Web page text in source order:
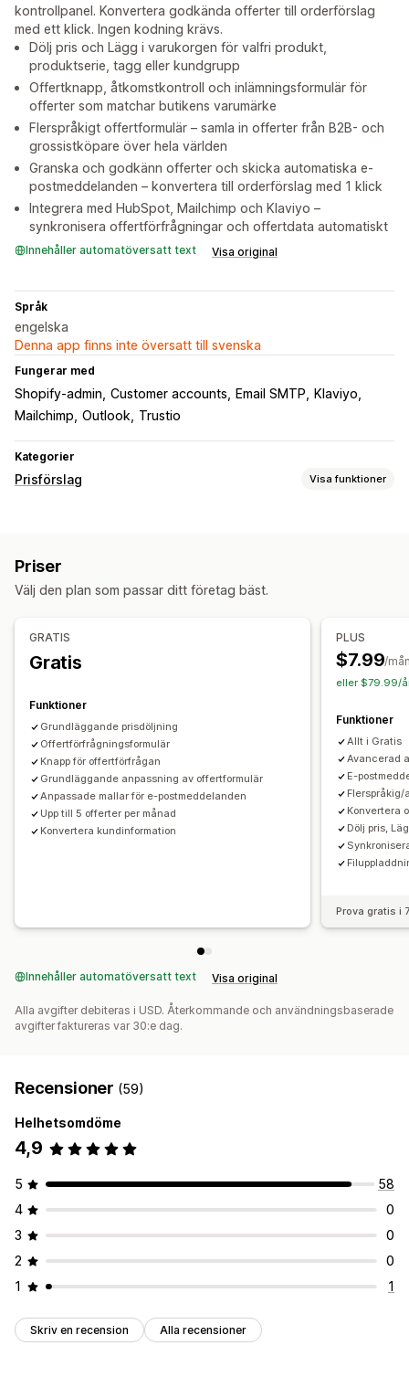
kontrollpanel. Konvertera godkända offerter till orderförslag
med ett klick. Ingen kodning krävs.
Dölj pris och Lägg i varukorgen för valfri produkt,
produktserie, tagg eller kundgrupp
Offertknapp, åtkomstkontroll och inlämningsformulär för
offerter som matchar butikens varumärke
Flerspråkigt offertformulär – samla in offerter från B2B- och
grossistköpare över hela världen
Granska och godkänn offerter och skicka automatiska e-
postmeddelanden – konvertera till orderförslag med 1 klick
Integrera med HubSpot, Mailchimp och Klaviyo –
synkronisera offertförfrågningar och offertdata automatiskt
Innehåller automatöversatt text Visa original
Språk
engelska
Denna app finns inte översatt till svenska
Fungerar med
Shopify-admin Customer accounts Email SMTP
Klaviyo
Mailchimp Outlook Trustio
Kategorier
Prisförslag Visa funktioner
Aviseringar
Automatiserade e-postsvar
E-postmallar
Priser
Välj den plan som passar ditt företag bäst.
GRATIS
Gratis
Funktioner
Grundläggande prisdöljning
Offertförfrågningsformulär
Knapp för offertförfrågan
Grundläggande anpassning av offertformulär
Anpassade mallar för e-postmeddelanden
Upp till 5 offerter per månad
Konvertera kundinformation
PLUS
$7.99/
eller $79.99/
Funktioner
Allt i Gratis
Avancerad
E-
Flerspråkig/
Konvertera
Dölj pris,
Prova gratis i
Innehåller automatöversatt text Visa original
Alla avgifter debiteras i USD. Återkommande och användningsbaserade
avgifter faktureras var 30:e dag.
Recensioner (59)
Helhetsomdöme
4,9
5
58
4
0
3
0
2
0
1
1
Skriv en recension Alla recensioner